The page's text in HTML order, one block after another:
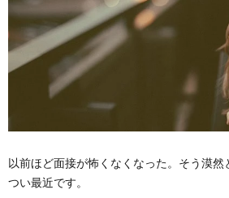
以前ほど面接が怖くなくなった。そう漠然
つい最近です。